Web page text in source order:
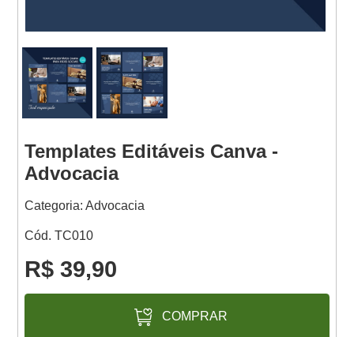
Templates Editáveis Canva -
Advocacia
Categoria: Advocacia
Cód. TC010
R$ 39,90
COMPRAR